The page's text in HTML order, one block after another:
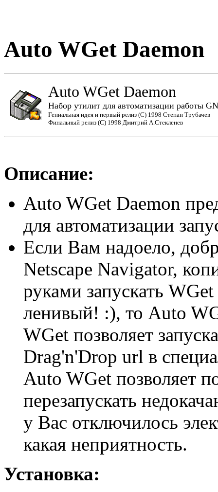
Auto WGet Daemon
Auto WGet Daemon
Набор утилит для автоматизации работы
Гениальная идея и первый релиз (C) 1998 Степан Трубачев
Финальный релиз (C) 1998 Дмитрий А.Стекленев
Описание:
Auto WGet Daemon
для автоматизации
Если Вам надоело,
Netscape Navigator,
руками запускать
ленивый! :), то Auto
WGet позволяет
Drag'n'Drop url в
Auto WGet позволяет
перезапускать
у Вас отключилось
какая неприятность.
Установка: